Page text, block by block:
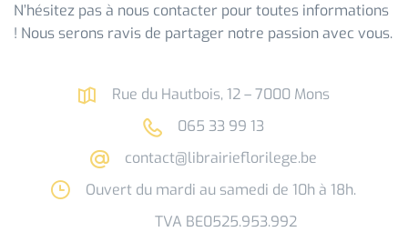
N’hésitez pas à nous contacter pour toutes informations
! Nous serons ravis de partager notre passion avec vous.
Rue du Hautbois, 12 – 7000 Mons
065 33 99 13
contact@librairieflorilege.be
Ouvert du mardi au samedi de 10h à 18h.
TVA BE0525.953.992